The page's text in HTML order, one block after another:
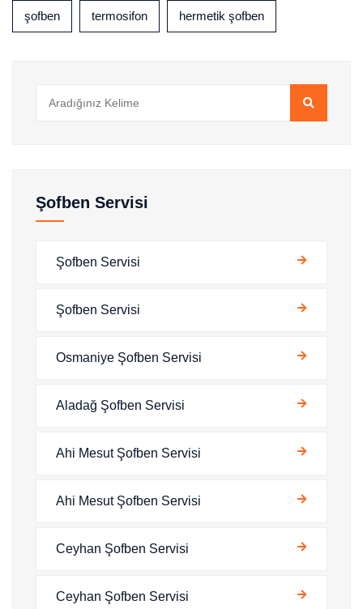
şofben termosifon hermetik şofben
Şofben Servisi
Şofben Servisi
Şofben Servisi
Osmaniye Şofben Servisi
Aladağ Şofben Servisi
Ahi Mesut Şofben Servisi
Ahi Mesut Şofben Servisi
Ceyhan Şofben Servisi
Ceyhan Şofben Servisi